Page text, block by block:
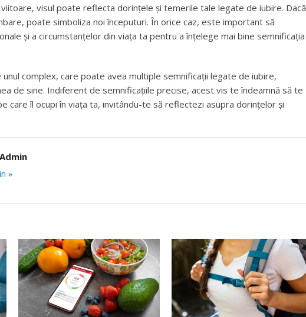
visul poate reflecta dorințele și temerile tale legate de iubire. Dacă
poate simboliza noi începuturi. În orice caz, este important să
și a circumstanțelor din viața ta pentru a înțelege mai bine semnificația
complex, care poate avea multiple semnificații legate de iubire,
de sine. Indiferent de semnificațiile precise, acest vis te îndeamnă să te
care îl ocupi în viața ta, invitându-te să reflectezi asupra dorințelor și
Admin
»